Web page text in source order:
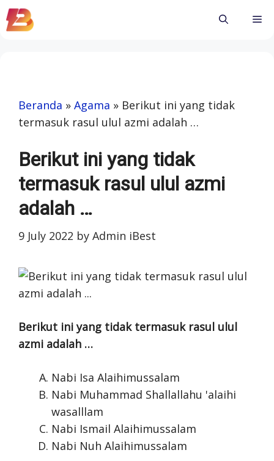
Skip
to
Beranda » Agama » Berikut ini yang tidak
termasuk rasul ulul azmi adalah …
Berikut ini yang tidak
termasuk rasul ulul azmi
adalah …
9 July 2022 by Admin iBest
Berikut ini yang tidak termasuk rasul ulul
azmi adalah …
Nabi Isa Alaihimussalam
Nabi Muhammad Shallallahu 'alaihi
wasalllam
Nabi Ismail Alaihimussalam
Nabi Nuh Alaihimussalam